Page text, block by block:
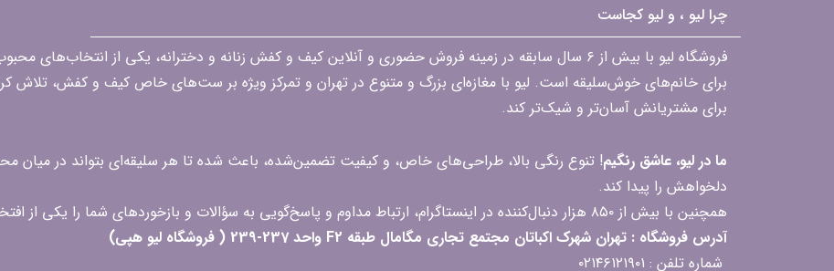
چرا لیو ، و لیو کجاست
فروشگاه لیو با بیش از ۶ سال سابقه در زمینه فروش حضوری و آنلاین کیف و کفش زنانه و دخترانه، یکی از انتخاب‌های
برای خانم‌های خوش‌سلیقه است. لیو با مغازه‌ای بزرگ و متنوع در تهران و تمرکز ویژه بر ست‌های خاص کیف و کفش، تلاش
برای مشتریانش آسان‌تر و شیک‌تر کند.
ما در لیو، عاشق رنگیم! تنوع رنگی بالا، طراحی‌های خاص، و کیفیت تضمین‌شده، باعث شده تا هر سلیقه‌ای بتواند در میان
دلخواهش را پیدا کند.
همچنین با بیش از ۸۵۰ هزار دنبال‌کننده در اینستاگرام، ارتباط مداوم و پاسخ‌گویی به سؤالات و بازخوردهای شما را یکی از افتخارات‌مان می‌دانیم
آدرس فروشگاه : تهران شهرک اکباتان مجتمع تجاری مگامال طبقه F2 واحد 237-239 ( فروشگاه لیو هپی)
شماره تلفن : ۰۲۱۴۶۱۲۱۹۰۱